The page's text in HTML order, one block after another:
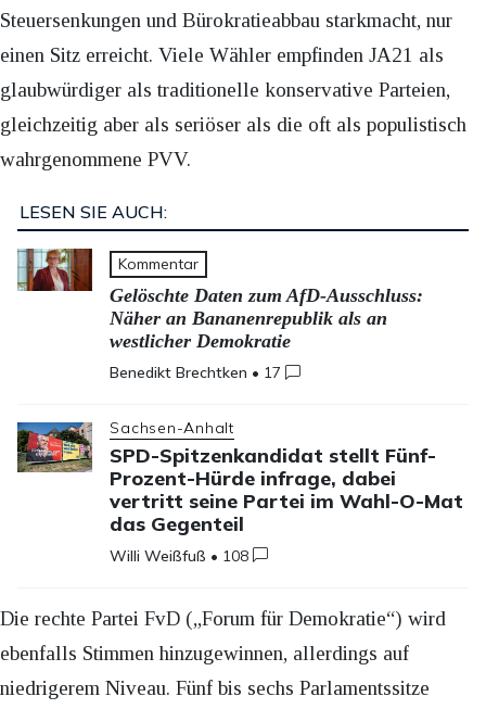
Steuersenkungen und Bürokratieabbau starkmacht, nur
einen Sitz erreicht. Viele Wähler empfinden JA21 als
glaubwürdiger als traditionelle konservative Parteien,
gleichzeitig aber als seriöser als die oft als populistisch
wahrgenommene PVV.
LESEN SIE AUCH:
Kommentar
Gelöschte Daten zum AfD-Ausschluss:
Näher an Bananenrepublik als an
westlicher Demokratie
Benedikt Brechtken • 17
Sachsen-Anhalt
SPD-Spitzenkandidat stellt Fünf-
Prozent-Hürde infrage, dabei
vertritt seine Partei im Wahl-O-Mat
das Gegenteil
Willi Weißfuß • 108
Die rechte Partei FvD („Forum für Demokratie“) wird
ebenfalls Stimmen hinzugewinnen, allerdings auf
niedrigerem Niveau. Fünf bis sechs Parlamentssitze